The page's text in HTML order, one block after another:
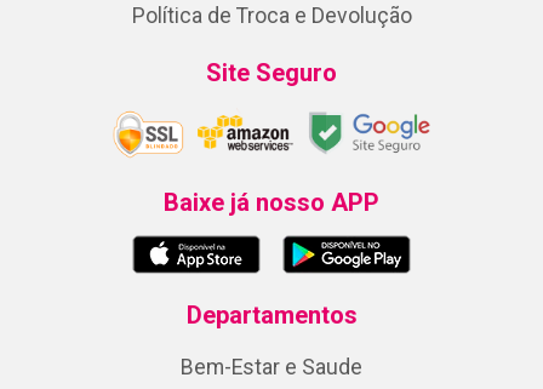
Política de Troca e Devolução
Site Seguro
Baixe já nosso APP
Departamentos
Bem-Estar e Saude